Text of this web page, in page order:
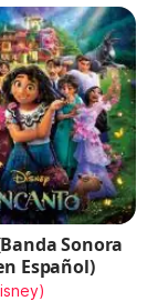
Sonora
Español)